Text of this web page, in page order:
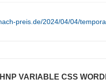
preis.de/2024/04/04/
VARIABLE CSS